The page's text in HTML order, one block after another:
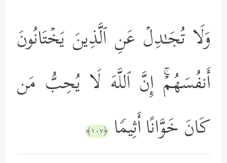
وَلَا تُجَـٰدِلۡ عَنِ ٱلَّذِینَ یَخۡتَانُونَ
أَنفُسَهُمۡۚ إِنَّ ٱللَّهَ لَا یُحِبُّ مَن
كَانَ خَوَّانًا أَثِیمࣰا ﴿١٠٧﴾